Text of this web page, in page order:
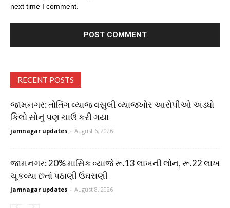
next time I comment.
RECENT POSTS
જામનગર: તોતિંગ વ્યાજ વસુલી વ્યાજખોર આરોપીઓ અડધો
કિલો સોનું પણ ચાઉં કરી ગયા
jamnagar updates - August 6, 2026
જામનગર: 20% માસિક વ્યાજે રૂ.13 લાખની લોન, રૂ.22 લાખ
ચૂકવ્યા છતાં પઠાણી ઉઘરાણી
jamnagar updates - August 8, 2026